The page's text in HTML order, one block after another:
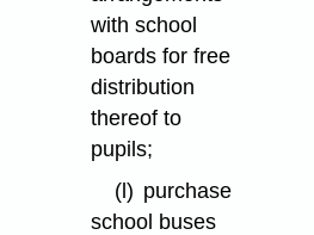
with school
boards for free
distribution
thereof to
pupils;
(l) purchase
school buses